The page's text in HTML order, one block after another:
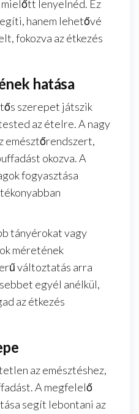
lenyelnéd. Ez
hanem lehetővé
fokozva az étkezés
hatása
szerepet játszik
az ételre. A nagy
emésztőrendszert,
okozva. A
fogyasztása
tányérokat vagy
méretének
változtatás arra
egyél anélkül,
az étkezés
az emésztéshez,
A megfelelő
segít lebontani az